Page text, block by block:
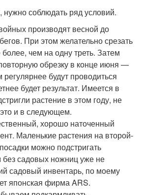
соблюдать ряд условий.
производят весной до
При этом желательно срезать
чем на одну треть. Затем
обрезку в конце июня —
будут проводиться
будет результат. Имеется в
растение в этом году, не
это и в следующем.
хорошо наточенный
Маленькие растения на второй-
можно подстригать
без садовых ножниц уже не
садовый инвентарь, по моему
японская фирма ARS.